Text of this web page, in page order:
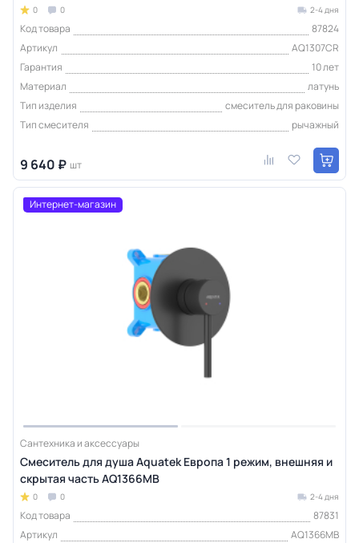
0 0 2-4 дня
Код товара
87824
Артикул
AQ1307CR
Гарантия
10 лет
Материал
латунь
Тип изделия
смеситель для раковины
Тип смесителя
рычажный
9 640 ₽ шт
Интернет-магазин
Сантехника и аксессуары
Смеситель для душа Aquatek Европа 1 режим, внешняя и
скрытая часть AQ1366MB
0 0 2-4 дня
Код товара
87831
Артикул
AQ1366MB